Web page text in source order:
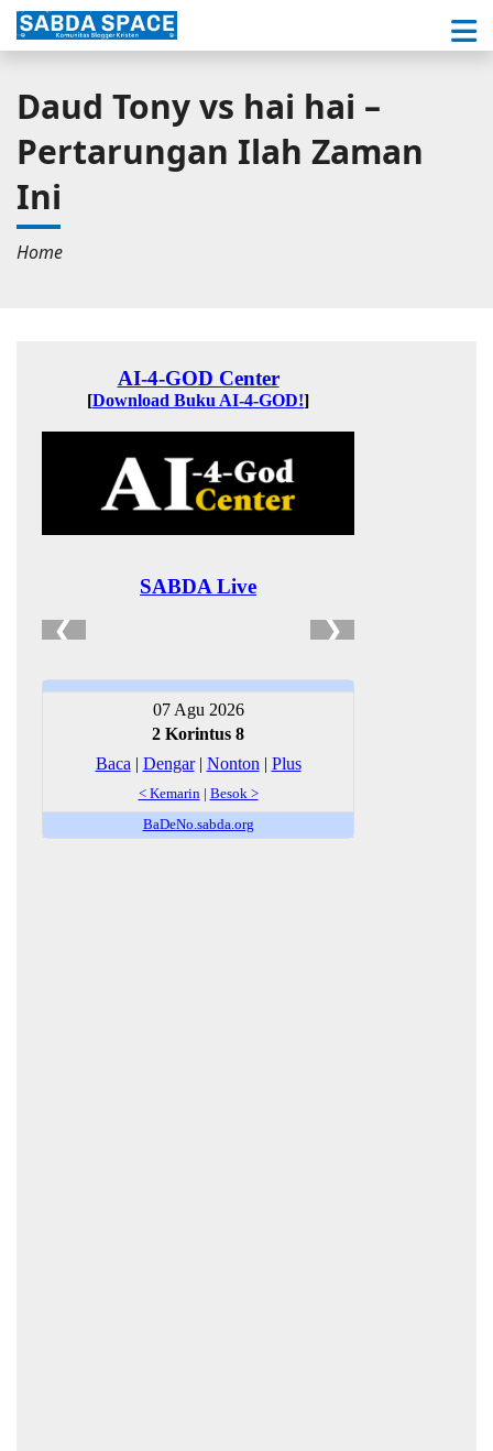
Daud Tony vs hai hai –
Pertarungan Ilah Zaman
Ini
Home